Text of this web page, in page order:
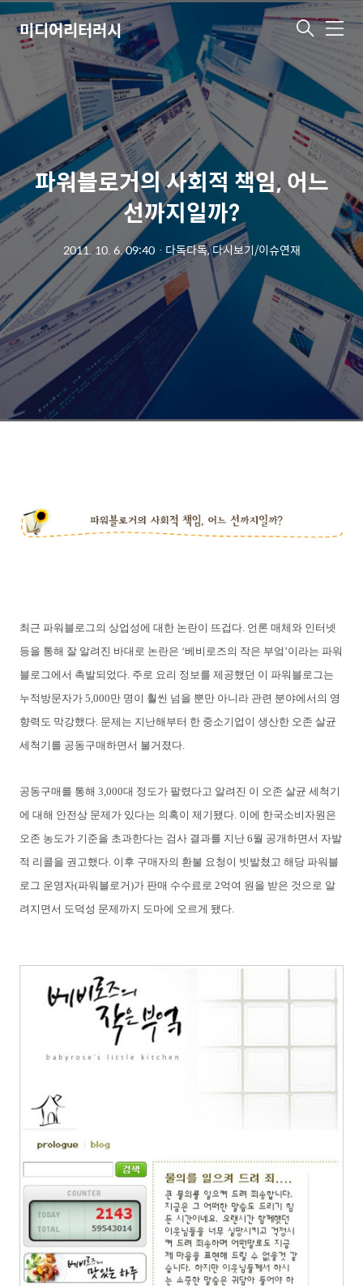
미디어리터러시 메
파워블로거의 사회적 책임, 어느
선까지일까?
2011. 10. 6. 09:40ㆍ 다독다독, 다시보기/이슈연재
최근 파워블로그의 상업성에 대한 논란이 뜨겁다. 언론 매체와 인터넷
등을 통해 잘 알려진 바대로 논란은 ‘베비로즈의 작은 부엌’이라는 파워
블로그에서 촉발되었다. 주로 요리 정보를 제공했던 이 파워블로그는
누적방문자가 5,000만 명이 훨씬 넘을 뿐만 아니라 관련 분야에서의 영
향력도 막강했다. 문제는 지난해부터 한 중소기업이 생산한 오존 살균
세척기를 공동구매하면서 불거졌다.
공동구매를 통해 3,000대 정도가 팔렸다고 알려진 이 오존 살균 세척기
에 대해 안전상 문제가 있다는 의혹이 제기됐다. 이에 한국소비자원은
오존 농도가 기준을 초과한다는 검사 결과를 지난 6월 공개하면서 자발
적 리콜을 권고했다. 이후 구매자의 환불 요청이 빗발쳤고 해당 파워블
로그 운영자(파워블로거)가 판매 수수료로 2억여 원을 받은 것으로 알
려지면서 도덕성 문제까지 도마에 오르게 됐다.